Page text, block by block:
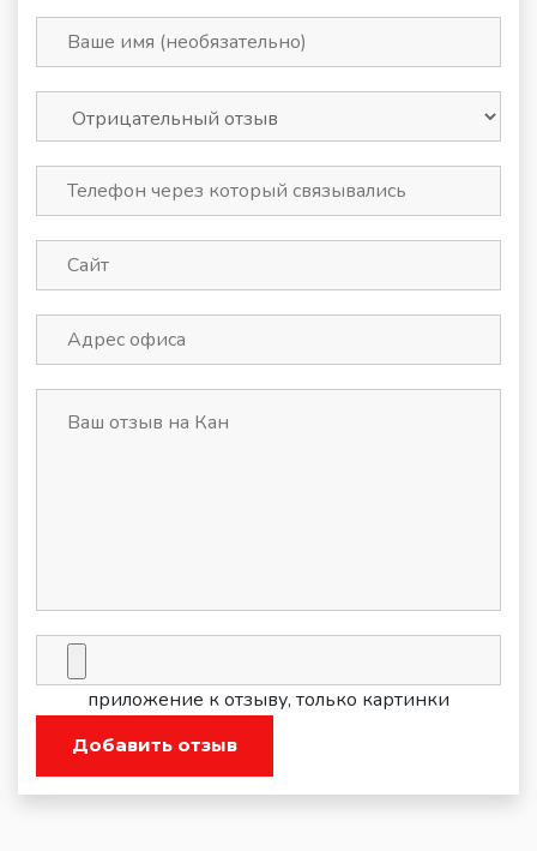
приложение к отзыву, только картинки
Добавить отзыв